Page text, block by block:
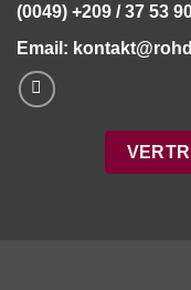
(0049) +209 / 37 53
Email: